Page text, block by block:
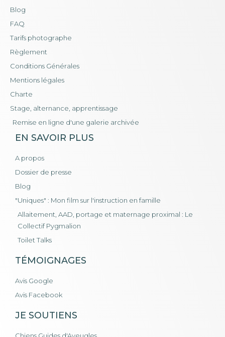
Blog
FAQ
Tarifs photographe
Règlement
Conditions Générales
Mentions légales
Charte
Stage, alternance, apprentissage
Remise en ligne d'une galerie archivée
EN SAVOIR PLUS
A propos
Dossier de presse
Blog
"Uniques" : Mon film sur l'instruction en famille
Allaitement, AAD, portage et maternage proximal : Le
Collectif Pygmalion
Toilet Talks
TÉMOIGNAGES
Avis Google
Avis Facebook
JE SOUTIENS
Chiens Guides d'Aveugles